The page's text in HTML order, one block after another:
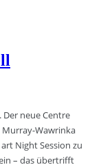
neue Centre
Wawrinka
Night Session zu
– das übertrifft